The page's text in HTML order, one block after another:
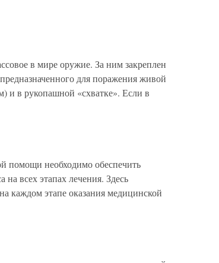
в мире оружие. За ним закреплен
для поражения живой
и в рукопашной «схватке». Если в
помощи необходимо обеспечить
на всех этапах лечения. Здесь
каждом этапе оказания медицинской